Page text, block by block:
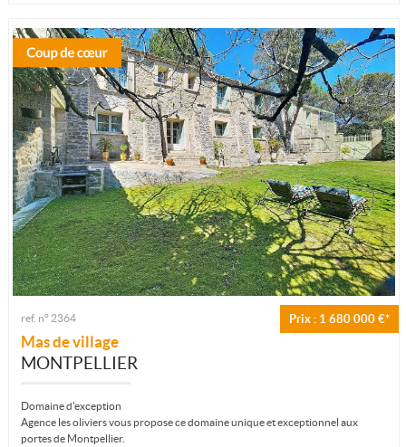
Prix : 1 680 000 €*
ref. n° 2364
Mas de village
MONTPELLIER
Domaine d'exception
Agence les oliviers vous propose ce domaine unique et exceptionnel aux
portes de Montpellier.